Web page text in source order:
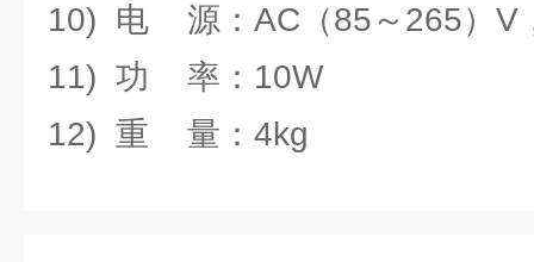
10) 电 源：AC（85～265）V
11) 功 率：10W
12) 重 量：4kg